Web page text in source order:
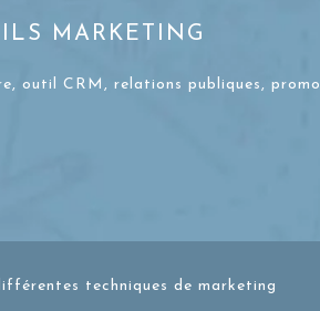
MARKETING
CRM, relations publiques,
techniques de marketing